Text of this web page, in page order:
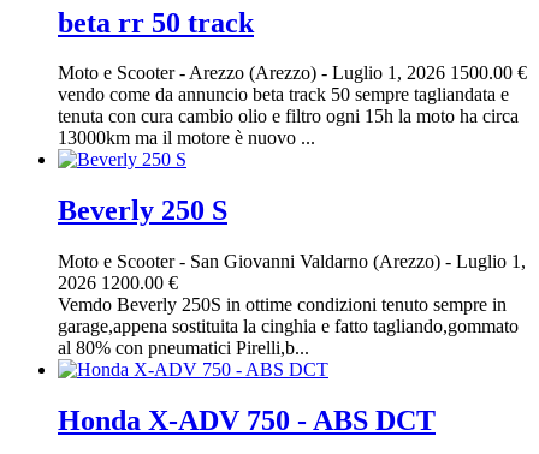
beta rr 50 track
Moto e Scooter-Arezzo (Arezzo) - Luglio 1, 2026 1500.00 €
vendo come da annuncio beta track 50 sempre tagliandata e
tenuta con cura cambio olio e filtro ogni 15h la moto ha circa
13000km ma il motore è nuovo ...
Beverly 250 S
Moto e Scooter- San Giovanni Valdarno (Arezzo) - Luglio 1,
2026 1200.00 €
Vemdo Beverly 250S in ottime condizioni tenuto sempre in
garage,appena sostituita la cinghia e fatto tagliando,gommato
al 80% con pneumatici Pirelli,b...
Honda X-ADV 750 - ABS DCT